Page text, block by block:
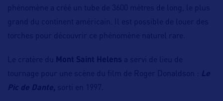
phénomène a créé un tube de 3600 mètres de long, le plus
grand du continent américain. Il est possible de louer des
torches pour découvrir ce phénomène naturel rare.
Le cratère du Mont Saint Helens a servi de lieu de
tournage pour une scène du film de Roger Donaldson : Le
Pic de Dante, sorti en 1997.